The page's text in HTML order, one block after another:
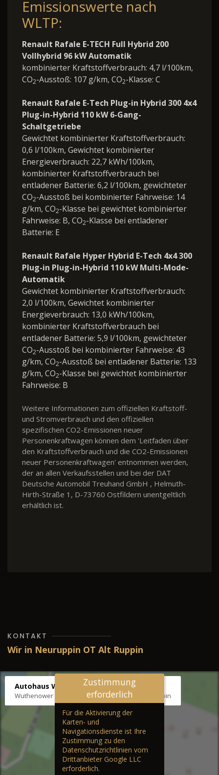
Emissionswerte nach
WLTP:
Renault Rafale E-TECH Full Hybrid 200
Vollhybrid 96 kW Automatik
kombinierter Kraftstoffverbrauch: 4,7 l/100km,
CO2-Ausstoß: 107 g/km, CO2-Klasse: C
Renault Rafale E-Tech Plug-in Hybrid 300 4x4
Plug-in-Hybrid 110 kW 6-Gang-
Schaltgetriebe
Gewichtet kombinierter Kraftstoffverbrauch:
0,6 l/100km, Gewichtet kombinierter
Energieverbrauch: 22,7 kWh/100km,
kombinierter Kraftstoffverbrauch bei
entladener Batterie: 6,2 l/100km, gewichteter
CO2-Ausstoß bei kombinierter Fahrweise: 14
g/km, CO2-Klasse bei gewichtet kombinierter
Fahrweise: B, CO2-Klasse bei entladener
Batterie: E
Renault Rafale Hyper Hybrid E-Tech 4x4 300
Plug-in Plug-in-Hybrid 110 kW Multi-Mode-
Automatik
Gewichtet kombinierter Kraftstoffverbrauch:
2,0 l/100km, Gewichtet kombinierter
Energieverbrauch: 13,0 kWh/100km,
kombinierter Kraftstoffverbrauch bei
entladener Batterie: 5,9 l/100km, gewichteter
CO2-Ausstoß bei kombinierter Fahrweise: 43
g/km, CO2-Ausstoß bei entladener Batterie: 133
g/km, CO2-Klasse bei gewichtet kombinierter
Fahrweise: B
Weitere Informationen zum offiziellen Kraftstoff-
und Stromverbrauch und den offiziellen
spezifischen CO2-Emissionen neuer
Personenkraftwagen können dem 'Leitfaden über
den Kraftstoffverbrauch und die CO2-Emissionen
neuer Personenkraftwagen' entnommen werden,
der an allen Verkaufsstellen und bei der DAT
Deutsche Automobil Treuhand GmbH , Helmuth-
Hirth-Straße 1, D-73760 Ostfildern unentgeltlich
erhältlich ist.
KONTAKT
Wir in Neuruppin OT Alt Ruppin
Autohaus Wernicke
Wuthenower Str. 12b, 16827 Neuruppin OT Alt Ruppin
Zustimmung
erforderlich
Für die Aktivierung der
Karten- und
Navigationsdienste ist Ihre
Zustimmung zu den
Datenschutzrichtlinien vom
Drittanbieter Google LLC
erforderlich.